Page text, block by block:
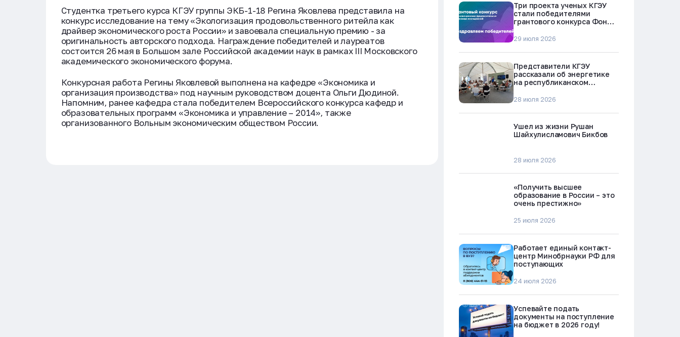
Студентка третьего курса КГЭУ группы ЭКБ-1-18 Регина Яковлева представила на
конкурс исследование на тему «Экологизация продовольственного ритейла как
драйвер экономического роста России» и завоевала специальную премию - за
оригинальность авторского подхода. Награждение победителей и лауреатов
состоится 26 мая в Большом зале Российской академии наук в рамках III Московского
академического экономического форума.
Конкурсная работа Регины Яковлевой выполнена на кафедре «Экономика и
организация производства» под научным руководством доцента Ольги Дюдиной.
Напомним, ранее кафедра стала победителем Всероссийского конкурса кафедр и
образовательных программ «Экономика и управление – 2014», также
организованного Вольным экономическим обществом России.
Три проекта ученых КГЭУ
стали победителями
грантового конкурса Фонда
Республики Татарстан
29 июля 2026
Представители КГЭУ
рассказали об энергетике
на республиканском
«Профессии будущего»
28 июля 2026
Ушел из жизни Рушан
Шайхулисламович Бикбов
28 июля 2026
«Получить высшее
образование в России – это
очень престижно»
25 июля 2026
Работает единый контакт-
центр Минобрнауки РФ для
поступающих
24 июля 2026
Успевайте подать
документы на поступление
на бюджет в 2026 году!